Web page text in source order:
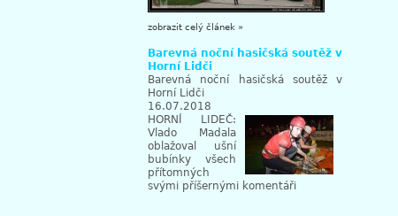
zobrazit celý článek »
Barevná noční hasičská soutěž v
Horní Lidči
Barevná noční hasičská soutěž v
Horní Lidči
16.07.2018
HORNÍ LIDEČ:
Vlado Madala
oblažoval ušní
bubínky všech
přítomných
svými příšernými komentáři